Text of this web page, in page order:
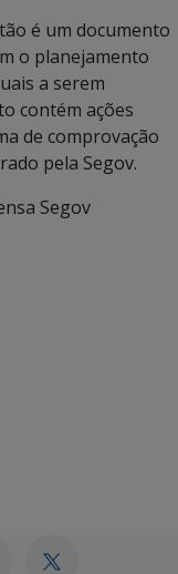
é um documento
o planejamento
a serem
contém ações
de comprovação
pela Segov.
Segov